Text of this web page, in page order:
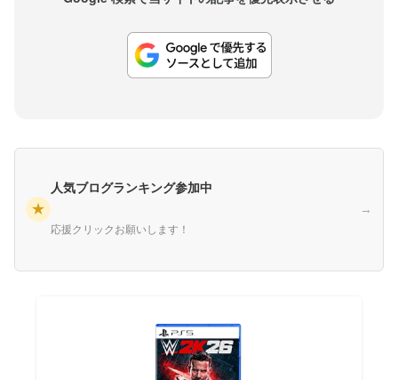
★
人気ブログランキング参加中
応援クリックお願いします！
→